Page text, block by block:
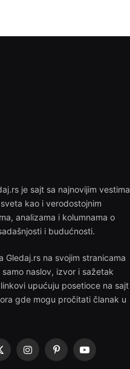
je sajt sa najnovijim vestima
kao i verodostojnim
analizama i kolumnama o
i budućnosti.
Gledaj.rs na svojim stranicama
naslov, izvor i sažetak
upućuju posetioce na sajt
gde mogu pročitati članak u
InstagramPinterestYouTube